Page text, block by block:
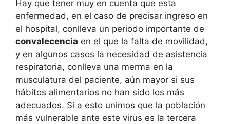
Hay que tener muy en cuenta que esta
enfermedad, en el caso de precisar ingreso en
el hospital, conlleva un periodo importante de
convalecencia en el que la falta de movilidad,
y en algunos casos la necesidad de asistencia
respiratoria, conlleva una merma en la
musculatura del paciente, aún mayor si sus
hábitos alimentarios no han sido los más
adecuados. Si a esto unimos que la población
más vulnerable ante este virus es la tercera